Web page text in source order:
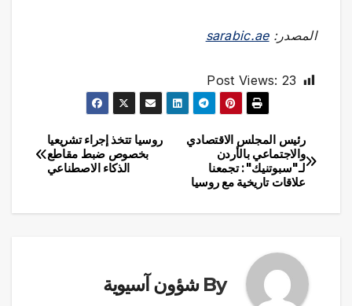
المصدر:sarabic.ae
Post Views: 23
تصفّح
المقالات
روسيا تتخذ إجراء تشريعيا
بخصوص ضبط مقاطع
الذكاء الاصطناعي
رئيس المجلس الاقتصادي
والاجتماعي بالأردن
لـ"سبوتنيك": تجمعنا
علاقات تاريخية مع روسيا
By شؤون آسيوية